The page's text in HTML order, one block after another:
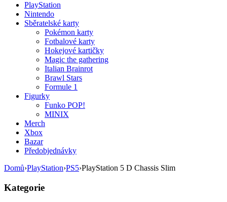
PlayStation
Nintendo
Sběratelské karty
Pokémon karty
Fotbalové karty
Hokejové kartičky
Magic the gathering
Italian Brainrot
Brawl Stars
Formule 1
Figurky
Funko POP!
MINIX
Merch
Xbox
Bazar
Předobjednávky
Domů›PlayStation›PS5›PlayStation 5 D Chassis Slim
Kategorie